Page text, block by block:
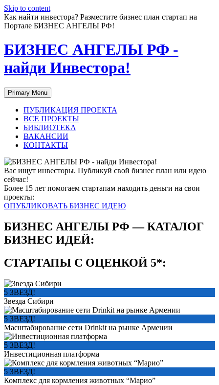
Skip to content
Как найти инвестора? Разместите бизнес план стартап на
Портале БИЗНЕС АНГЕЛЫ РФ!
БИЗНЕС АНГЕЛЫ РФ -
найди Инвестора!
Primary Menu
ПУБЛИКАЦИЯ ПРОЕКТА
ВСЕ ПРОЕКТЫ
БИБЛИОТЕКА
ВАКАНСИИ
КОНТАКТЫ
Вас ищут инвесторы. Публикуй свой бизнес план или идею
сейчас!
Более 15 лет помогаем стартапам находить деньги на свои
проекты:
ОПУБЛИКОВАТЬ БИЗНЕС ИДЕЮ
БИЗНЕС АНГЕЛЫ РФ — КАТАЛОГ
БИЗНЕС ИДЕЙ:
СТАРТАПЫ С ОЦЕНКОЙ 5*:
5 ЗВЕЗД!
Звезда Сибири
5 ЗВЕЗД!
Масштабирование сети Drinkit на рынке Армении
5 ЗВЕЗД!
Инвестиционная платформа
5 ЗВЕЗД!
Комплекс для кормления животных “Марио”